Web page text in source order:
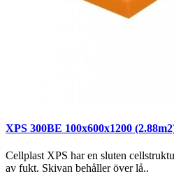
XPS 300BE 100x600x1200
Cellplast XPS har en sluten
av fukt. Skivan behåller över lå..